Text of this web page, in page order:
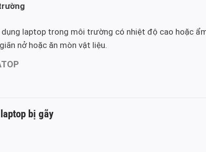
laptop trong môi trường có nhiệt độ cao hoặc
nở hoặc ăn mòn vật liệu.
bị gãy